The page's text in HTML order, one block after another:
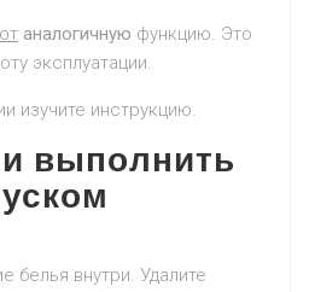
аналогичную функцию. Это
эксплуатации.
изучите инструкцию.
выполнить
белья внутри. Удалите